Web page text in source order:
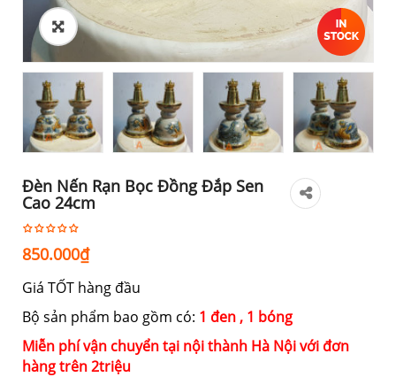
Đèn Nến Rạn Bọc Đồng Đắp Sen
Cao 24cm
850.000₫
Giá TỐT hàng đầu
Bộ sản phẩm bao gồm có: 1 đen , 1 bóng
Miễn phí vận chuyển tại nội thành Hà Nội với đơn
hàng trên 2triệu